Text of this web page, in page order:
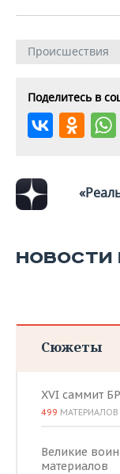
Происшествия
Поделитесь в
НОВОСТИ
Сюжеты
XVI саммит
499 МАТЕРИАЛОВ
Великие
материалов